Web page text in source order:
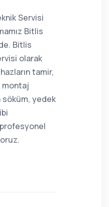
Servisi
Bitlis
Bitlis
olarak
tamir,
montaj
söküm, yedek